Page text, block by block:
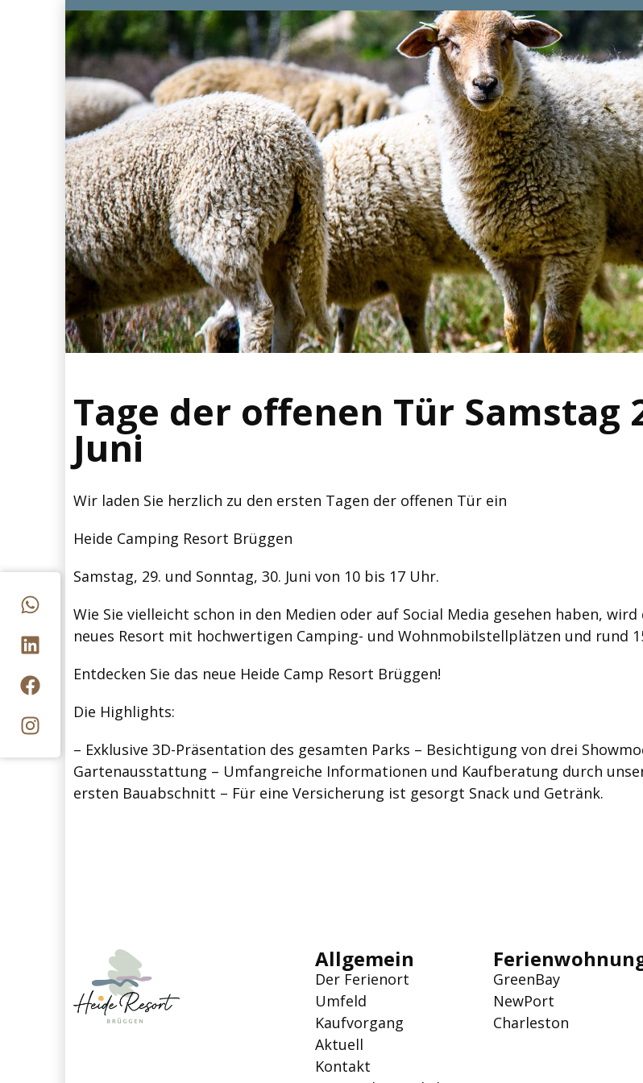
Ferienwohnungen Der Ferienort Die
Der Kaufprozess
Camping/ vermietung
Tage der offenen Tür Samstag
Juni
Wir laden Sie herzlich zu den ersten Tagen der offenen Tür ein
Heide Camping Resort Brüggen
Samstag, 29. und Sonntag, 30. Juni von 10 bis 17 Uhr.
Wie Sie vielleicht schon in den Medien oder auf Social Media gesehen haben,
neues Resort mit hochwertigen Camping- und Wohnmobilstellplätzen und rund
Entdecken Sie das neue Heide Camp Resort Brüggen!
Die Highlights:
– Exklusive 3D-Präsentation des gesamten Parks – Besichtigung von drei
Gartenausstattung – Umfangreiche Informationen und Kaufberatung durch
ersten Bauabschnitt – Für eine Versicherung ist gesorgt Snack und Getränk.
Allgemein
Der Ferienort
Umfeld
Kaufvorgang
Aktuell
Kontakt
GreenBay
NewPort
Charleston